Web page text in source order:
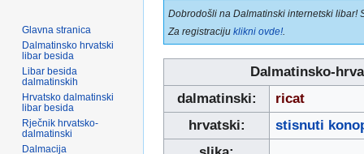
Prijeđi
na
navigaciju
Prijeđi
na
pretraživanje
Dobrodošli na Dalmatinski internetski libar!
Za registraciju klikni ovde!
Dalmatinsko-
dalmatinski:
ricat
hrvatski:
stisnuti
Glavna stranica
Dalmatinsko hrvatski
libar besida
Libar besida
dalmatinskih
Hrvatsko dalmatinski
libar besida
Rječnik hrvatsko-
dalmatinski
Dalmacija